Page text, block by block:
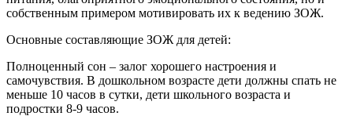
собственным примером мотивировать их к ведению ЗОЖ.
Основные составляющие ЗОЖ для детей:
Полноценный сон – залог хорошего настроения и
самочувствия. В дошкольном возрасте дети должны спать не
меньше 10 часов в сутки, дети школьного возраста и
подростки 8-9 часов.